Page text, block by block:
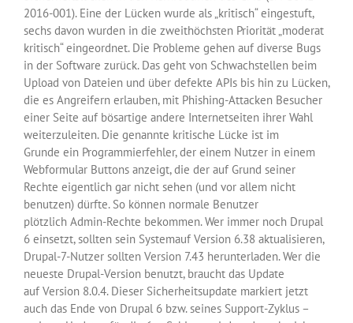
2016-001). Eine der Lücken wurde als „kritisch“ eingestuft,
sechs davon wurden in die zweithöchsten Priorität „moderat
kritisch“ eingeordnet. Die Probleme gehen auf diverse Bugs
in der Software zurück. Das geht von Schwachstellen beim
Upload von Dateien und über defekte APIs bis hin zu Lücken,
die es Angreifern erlauben, mit Phishing-Attacken Besucher
einer Seite auf bösartige andere Internetseiten ihrer Wahl
weiterzuleiten. Die genannte kritische Lücke ist im
Grunde ein Programmierfehler, der einem Nutzer in einem
Webformular Buttons anzeigt, die der auf Grund seiner
Rechte eigentlich gar nicht sehen (und vor allem nicht
benutzen) dürfte. So können normale Benutzer
plötzlich Admin-Rechte bekommen. Wer immer noch Drupal
6 einsetzt, sollten sein Systemauf Version 6.38 aktualisieren,
Drupal-7-Nutzer sollten Version 7.43 herunterladen. Wer die
neueste Drupal-Version benutzt, braucht das Update
auf Version 8.0.4. Dieser Sicherheitsupdate markiert jetzt
auch das Ende von Drupal 6 bzw. seines Support-Zyklus –